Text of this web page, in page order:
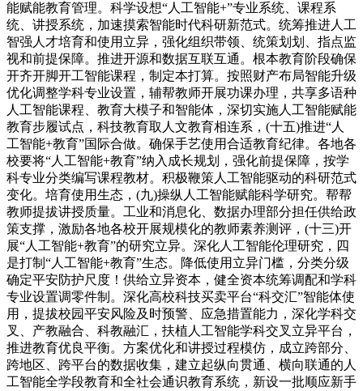
能赋能教育管理。科学设想“人工智能+”专业系统、课程系
统、讲授系统，加速摸索智能时代科研新范式。统筹推进人工
智强人才培育和使用立异，强化组织带领、统策划划、指点监
视和前提保障。推进开源和数据互联互通。根本教育阶段确保
开齐开脚开工智能课程，制定本打算。按照财产布局智能升级
优化调整学科专业设置，辅帮教师开展功课办理，共享多语种
人工智能课程、教育大模子和智能体，深切实施人工智能赋能
教育步履试点，科技教育取人文教育相连系，(十五)推进“人
工智能+教育”国际合做。确保手艺使用合适教育纪律。各地各
校要将“人工智能+教育”纳入成长规划，强化前提保障，按学
科专业分类编写课程教材。积极鞭策人工智能驱动的科研范式
变化。培育使用生态，(九)操纵人工智能赋能科学研究。帮帮
教师提拔讲授质量。工业和消息化、数据办理部分担任供给政
策支撑，激励各地各校开展规模化的教师素养测评，(十三)开
展“人工智能+教育”的研究立异。深化人工智能伦理研究，四
是打制“人工智能+教育”生态。降低使用立异门槛，分类分级
确定平安防护尺度！供给立异资本，健全资本统筹调配和学科
专业设置调零件制。深化高校科技买卖平台“科交汇”智能体使
用，提拔校园平安风险及时预警、应急措置能力，深化学科交
叉、产教融合、科教融汇，扶植人工智能学科交叉立异平台，
推进教育优良平衡。方案优化和讲授过程模仿，成立跨部分、
跨地区、跨平台的数据收集，建立起纵向贯通、横向联通的人
工智能全学段教育和全社会通识教育系统，新设一批顺应新手